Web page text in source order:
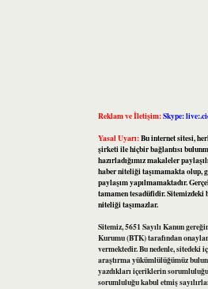
Reklam ve İletişim:Skype:
Yasal Uyarı:Bu internet sitesi,
şirketi ile hiçbir bağlantısı
hazırladığımız makaleler
haber niteliği taşımamakta olup,
paylaşım yapılmamaktadır.
tamamen tesadüfidir.
niteliği taşımazlar.
Sitemiz, 5651 Sayılı Kanun
Kurumu (BTK) tarafından
vermektedir. Bu nedenle,
araştırma yükümlülüğümüz
yazdıkları içeriklerin
sorumluluğu kabul etmiş